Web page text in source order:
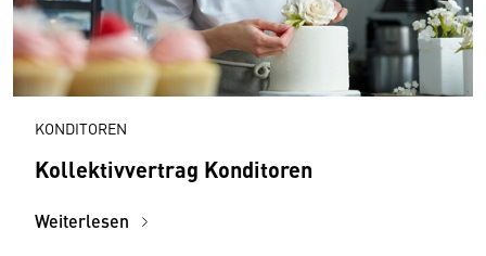
KONDITOREN
Kollektivvertrag Konditoren
Weiterlesen